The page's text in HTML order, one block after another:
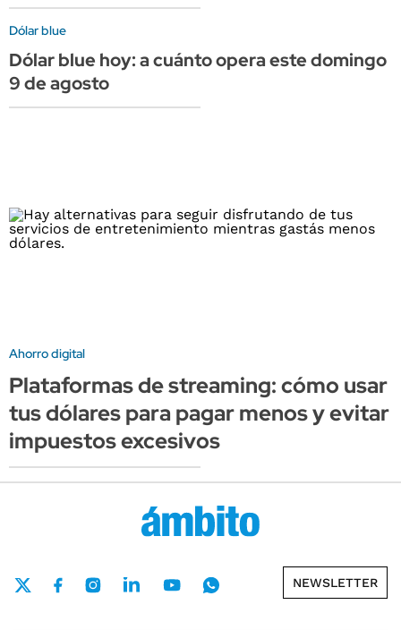
Dólar blue
Dólar blue hoy: a cuánto opera este domingo
9 de agosto
Ahorro digital
Plataformas de streaming: cómo usar
tus dólares para pagar menos y evitar
impuestos excesivos
NEWSLETTER